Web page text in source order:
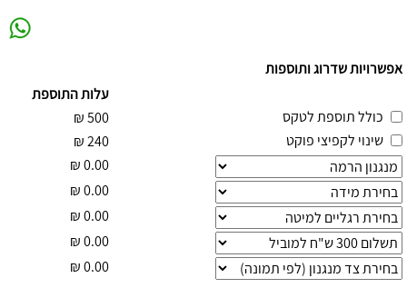
אפשרויות שדרוג ותוספות
עלות התוספת
כולל תוספת לטקס
500
₪
שינוי לקפיצי פוקט
240
₪
0.00
₪
0.00
₪
0.00
₪
0.00
₪
0.00
₪